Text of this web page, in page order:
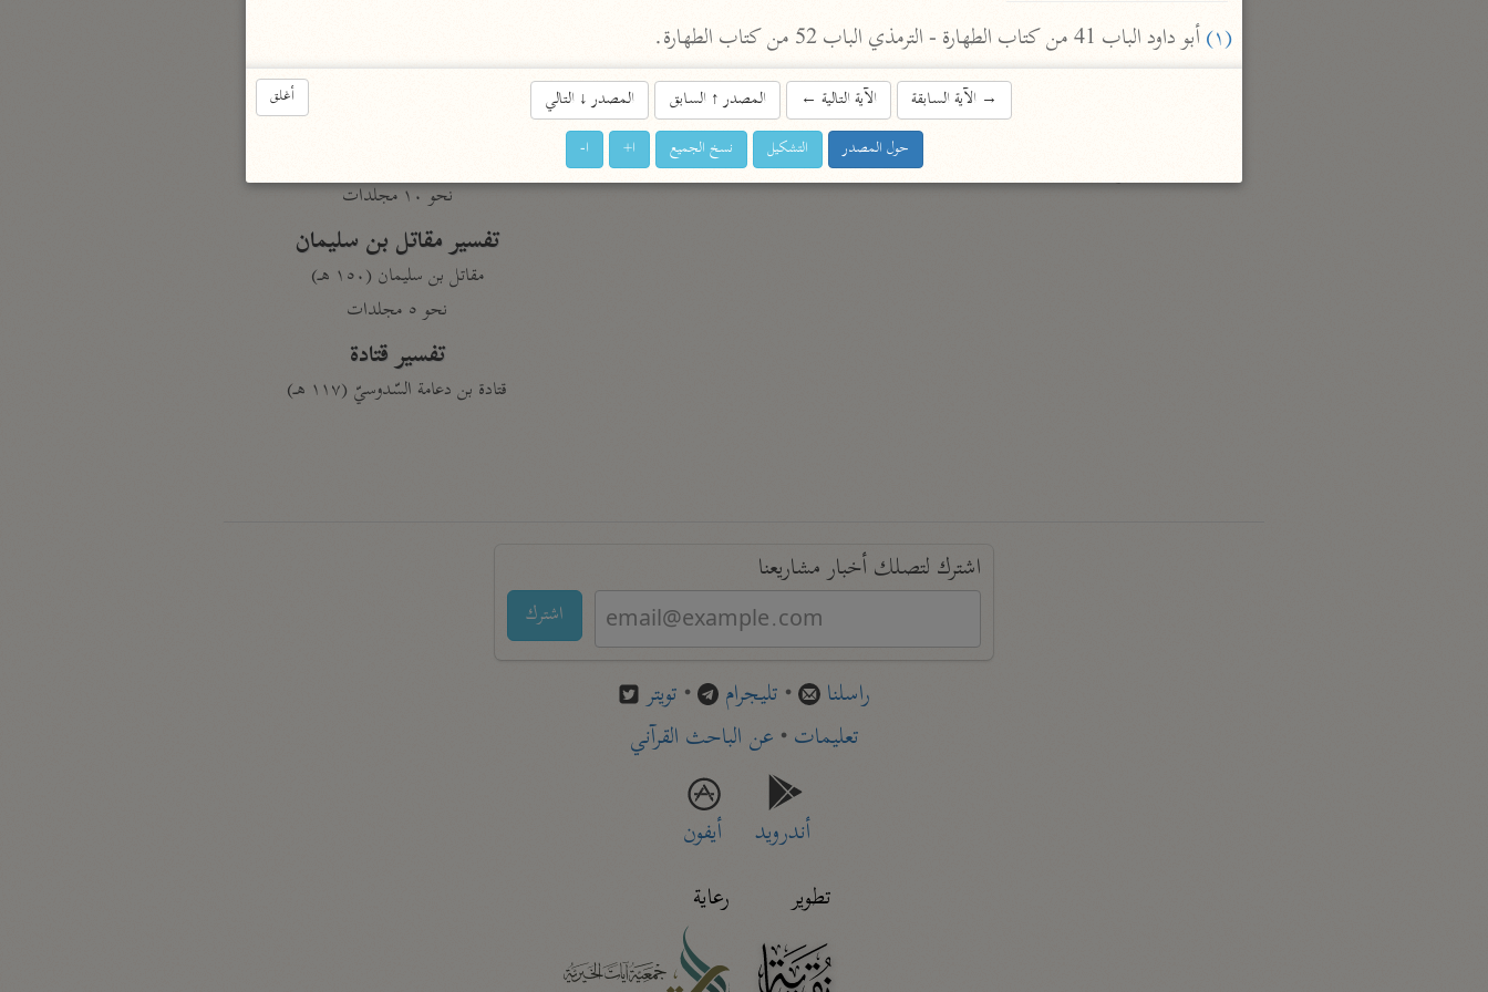
السمرقندي (٣٧٣ هـ)
نحو ٥ مجلدات
نحو ٨ مجلدات
الزمخشري (٥٣٨ هـ)
نحو ٨ مجلدات
تفسير القرآن العظيم مسندًا
نحو ١٠ مجلدات
تفسير مقاتل بن سليمان
مقاتل بن سليمان (١٥٠ هـ)
نحو ٥ مجلدات
تفسير قتادة
قتادة بن دعامة السّدوسيّ (١١٧ هـ)
اشترك لتصلك أخبار مشاريعنا
اشترك
راسلنا • تليجرام • تويتر
تعليمات• عن الباحث القرآني
أندرويد
أيفون
تطوير
رعاية
(١) أبو داود الباب 41 من كتاب الطهارة - الترمذي الباب 52 من كتاب الطهارة.
أغلق →الآية السابقة الآية التالية ← المصدر↑السابق المصدر↓التالي
حول المصدر التشكيل نسخ الجميع ا+ ا-